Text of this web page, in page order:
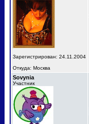
Зарегистрирован: 24.11.2004
Откуда: Москва
Sovynia
Участник